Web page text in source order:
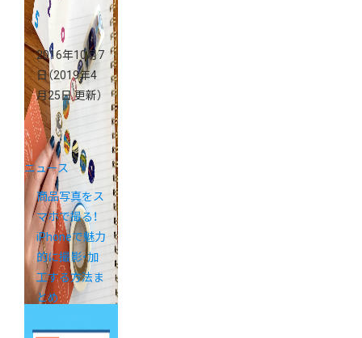
2016年10月7
日（2019年4
月25日 更新）
ニュース
商品写真をス
マホで撮る！
iPhoneで魅力
的に撮影・加
工する方法ま
とめ